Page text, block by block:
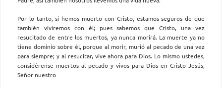
Por lo tanto, si hemos muerto con Cristo, estamos seguros de que
también viviremos con él; pues sabemos que Cristo, una vez
resucitado de entre los muertos, ya nunca morirá. La muerte ya no
tiene dominio sobre él, porque al morir, murió al pecado de una vez
para siempre; y al resucitar, vive ahora para Dios. Lo mismo ustedes,
considérense muertos al pecado y vivos para Dios en Cristo Jesús,
Señor nuestro